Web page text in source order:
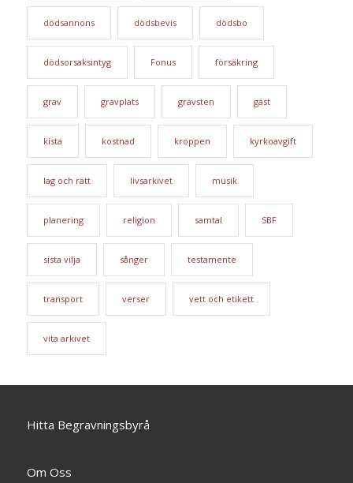
dödsannons dödsbevis dödsbo
dödsorsaksintyg Fonus försäkring
grav gravplats gravsten gäst
kista kostnad kroppen kyrkoavgift
lag och rätt livsarkivet musik
planering religion samtal SBF
sista vilja sånger testamente
transport verser vett och etikett
vita arkivet
Hitta Begravningsbyrå
Om Oss